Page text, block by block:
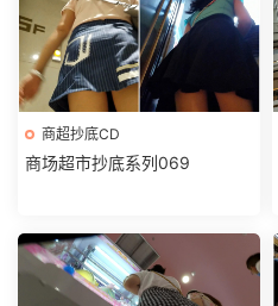
商超抄底CD
商场超市抄底系列069